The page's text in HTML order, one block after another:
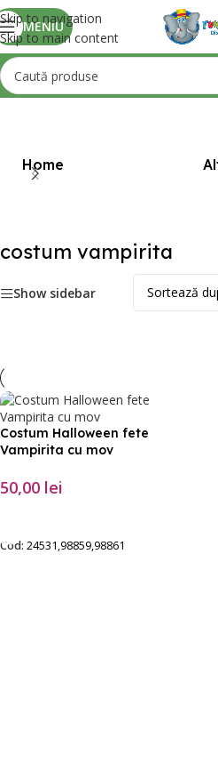
Skip to navigation
Skip to main content
MENIU
Prima pagină/Produse etichetate
Home
costum vampirita
Show sidebar
Costum Halloween fete
Vampirita cu mov
50,00 lei
Cod: 24531,98859,98861